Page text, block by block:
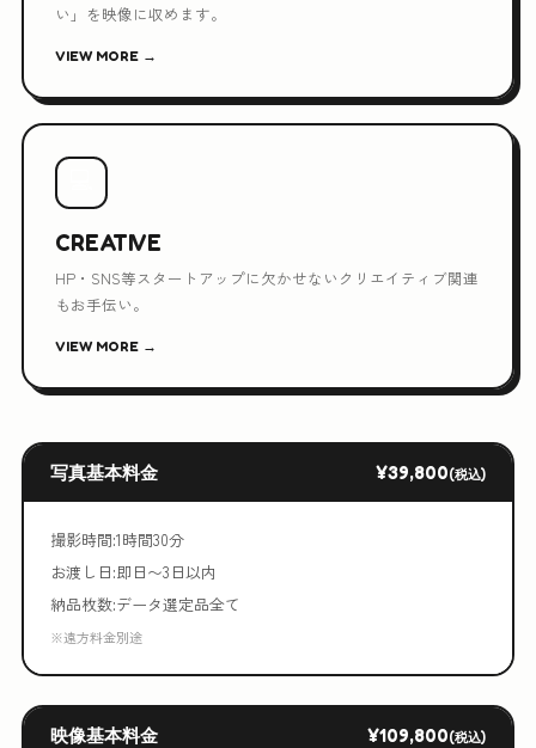
い」を映像に収めます。
VIEW MORE →
CREATIVE
HP・SNS等スタートアップに欠かせないクリエイティブ関連
もお手伝い。
VIEW MORE →
写真基本料金 ¥39,800(税込)
撮影時間:1時間30分
お渡し日:即日〜3日以内
納品枚数:データ選定品全て
※遠方料金別途
映像基本料金 ¥109,800(税込)